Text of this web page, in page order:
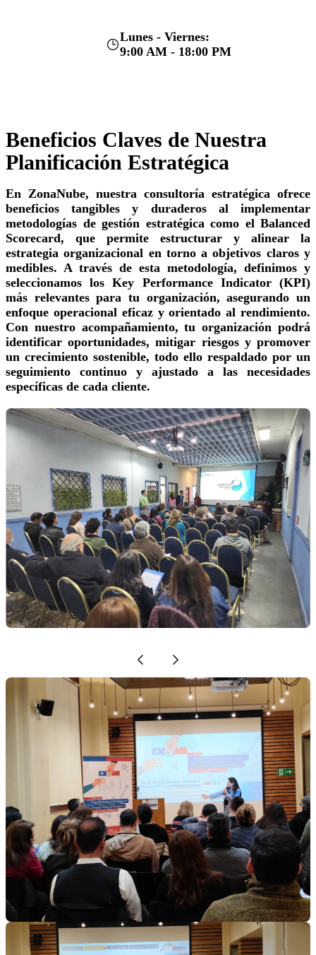
Lunes - Viernes:
9:00 AM - 18:00 PM
Beneficios Claves de Nuestra
Planificación Estratégica
En ZonaNube, nuestra consultoría estratégica ofrece
beneficios tangibles y duraderos al implementar
metodologías de gestión estratégica como el Balanced
Scorecard, que permite estructurar y alinear la
estrategia organizacional en torno a objetivos claros y
medibles. A través de esta metodología, definimos y
seleccionamos los Key Performance Indicator (KPI)
más relevantes para tu organización, asegurando un
enfoque operacional eficaz y orientado al rendimiento.
Con nuestro acompañamiento, tu organización podrá
identificar oportunidades, mitigar riesgos y promover
un crecimiento sostenible, todo ello respaldado por un
seguimiento continuo y ajustado a las necesidades
específicas de cada cliente.